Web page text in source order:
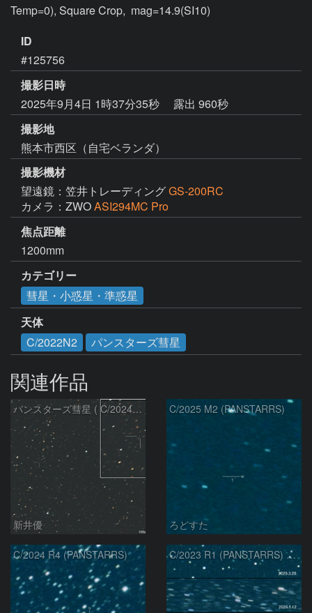
Temp=0), Square Crop,  mag=14.9(SI10)
ID
#125756
撮影日時
2025年9月4日 1時37分35秒
露出 960秒
撮影地
熊本市西区（自宅ベランダ）
撮影機材
望遠鏡：笠井トレーディングGS-200RC
カメラ：ZWOASI294MC Pro
焦点距離
1200mm
カテゴリー
彗星・小惑星・準惑星
天体
C/2022N2
パンスターズ彗星
関連作品
パンスターズ彗星 ( C/2024R4 )：2026/07/27
新井優
C/2025 M2 (PANSTARRS)
ろどすた
C/2024 R4 (PANSTARRS) C/2023 R1 (PANSTARRS) の変化